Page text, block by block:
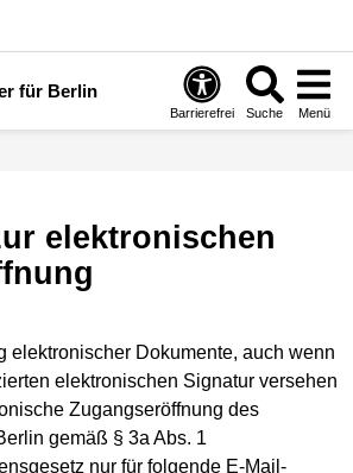
für Berlin
Barrierefrei Suche Menü
elektronischer Dokumente, auch wenn
elektronischen Signatur versehen
Zugangseröffnung des
gemäß § 3a Abs. 1
nur für folgende E-Mail-